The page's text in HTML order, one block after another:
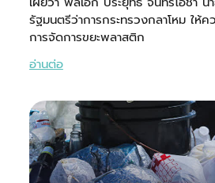
รัฐมนตรีว่าการกระทรวงกลาโหม ให้
การจัดการขยะพลาสติก
อ่านต่อ